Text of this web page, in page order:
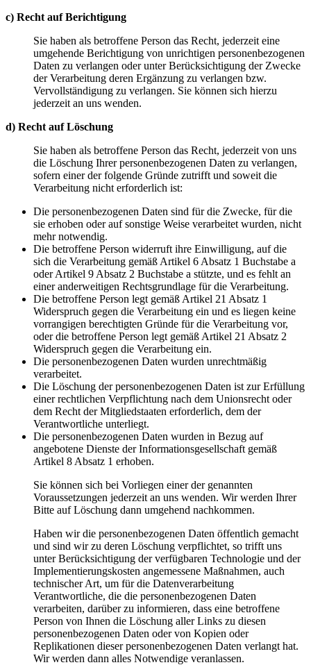
c) Recht auf Berichtigung
Sie haben als betroffene Person das Recht, jederzeit eine
umgehende Berichtigung von unrichtigen personenbezogenen
Daten zu verlangen oder unter Berücksichtigung der Zwecke
der Verarbeitung deren Ergänzung zu verlangen bzw.
Vervollständigung zu verlangen. Sie können sich hierzu
jederzeit an uns wenden.
d) Recht auf Löschung
Sie haben als betroffene Person das Recht, jederzeit von uns
die Löschung Ihrer personenbezogenen Daten zu verlangen,
sofern einer der folgende Gründe zutrifft und soweit die
Verarbeitung nicht erforderlich ist:
Die personenbezogenen Daten sind für die Zwecke, für die
sie erhoben oder auf sonstige Weise verarbeitet wurden, nicht
mehr notwendig.
Die betroffene Person widerruft ihre Einwilligung, auf die
sich die Verarbeitung gemäß Artikel 6 Absatz 1 Buchstabe a
oder Artikel 9 Absatz 2 Buchstabe a stützte, und es fehlt an
einer anderweitigen Rechtsgrundlage für die Verarbeitung.
Die betroffene Person legt gemäß Artikel 21 Absatz 1
Widerspruch gegen die Verarbeitung ein und es liegen keine
vorrangigen berechtigten Gründe für die Verarbeitung vor,
oder die betroffene Person legt gemäß Artikel 21 Absatz 2
Widerspruch gegen die Verarbeitung ein.
Die personenbezogenen Daten wurden unrechtmäßig
verarbeitet.
Die Löschung der personenbezogenen Daten ist zur Erfüllung
einer rechtlichen Verpflichtung nach dem Unionsrecht oder
dem Recht der Mitgliedstaaten erforderlich, dem der
Verantwortliche unterliegt.
Die personenbezogenen Daten wurden in Bezug auf
angebotene Dienste der Informationsgesellschaft gemäß
Artikel 8 Absatz 1 erhoben.
Sie können sich bei Vorliegen einer der genannten
Voraussetzungen jederzeit an uns wenden. Wir werden Ihrer
Bitte auf Löschung dann umgehend nachkommen.
Haben wir die personenbezogenen Daten öffentlich gemacht
und sind wir zu deren Löschung verpflichtet, so trifft uns
unter Berücksichtigung der verfügbaren Technologie und der
Implementierungskosten angemessene Maßnahmen, auch
technischer Art, um für die Datenverarbeitung
Verantwortliche, die die personenbezogenen Daten
verarbeiten, darüber zu informieren, dass eine betroffene
Person von Ihnen die Löschung aller Links zu diesen
personenbezogenen Daten oder von Kopien oder
Replikationen dieser personenbezogenen Daten verlangt hat.
Wir werden dann alles Notwendige veranlassen.